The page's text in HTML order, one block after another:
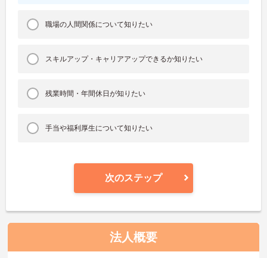
職場の人間関係について知りたい
スキルアップ・キャリアアップできるか知りたい
残業時間・年間休日が知りたい
手当や福利厚生について知りたい
次のステップ
法人概要